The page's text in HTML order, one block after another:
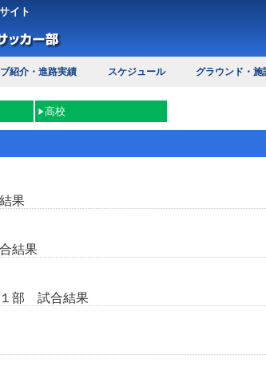
イト
紹介・進路実績 スケジュール グラウンド・施
高校
果
結果
１部 試合結果